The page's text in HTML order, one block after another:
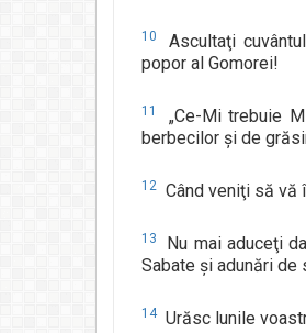
10
Ascultaţi
popor al Gomorei!
11
„Ce-Mi trebuie
berbecilor şi de
12 Când veniţi să vă
13
Nu mai aduceţi
Sabate şi adunări de
14 Urăsc lunile